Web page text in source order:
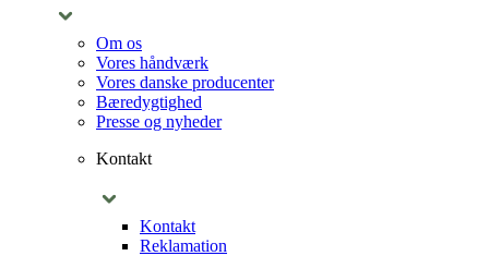
Om os
Vores håndværk
Vores danske producenter
Bæredygtighed
Presse og nyheder
Kontakt
Kontakt
Reklamation